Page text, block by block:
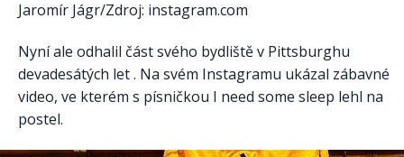
Jaromír Jágr/Zdroj: instagram.com
Nyní ale odhalil část svého bydliště v Pittsburghu
devadesátých let . Na svém Instagramu ukázal zábavné
video, ve kterém s písničkou I need some sleep lehl na
postel.